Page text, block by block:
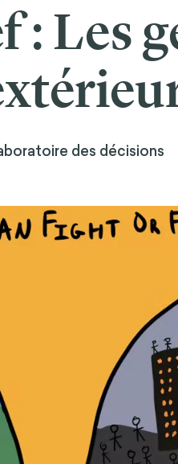
: Les
des décisions